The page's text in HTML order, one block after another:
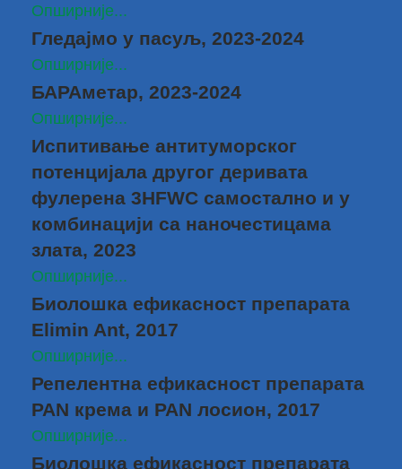
Опширније...
Гледајмо у пасуљ, 2023-2024
Опширније...
БАРАметар, 2023-2024
Опширније...
Испитивање антитуморског
потенцијала другог деривата
фулерена 3HFWC самостално и у
комбинацији са наночестицама
злата, 2023
Опширније...
Биолошка ефикасност препарата
Elimin Ant, 2017
Опширније...
Репелентна ефикасност препарата
PAN крема и PAN лосион, 2017
Опширније...
Биолошка ефикасност препарата